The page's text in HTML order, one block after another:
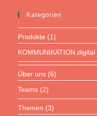
Kategorien
Produkte (1)
KOMMUNIKATION.digital
Über uns (6)
Teams (2)
Themen (3)